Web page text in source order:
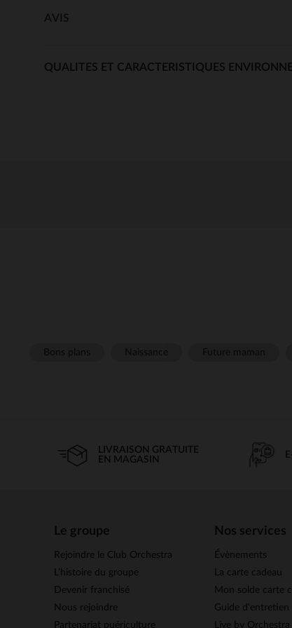
AVIS
QUALITES ET CARACTERISTIQUES
LIVRAISON GRATUITE
EN MAGASIN
Le groupe
Rejoindre le Club Orchestra
L’histoire du groupe
Devenir franchisé
Nous rejoindre
Partenariat puériculture
Nos services
Évènements
La carte cadeau
Mon solde carte
Guide d'entretien
Live by Orchestra